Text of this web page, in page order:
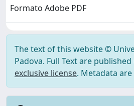
Formato Adobe PDF
The text of this website ©
Padova. Full Text are
exclusive license. Metadata